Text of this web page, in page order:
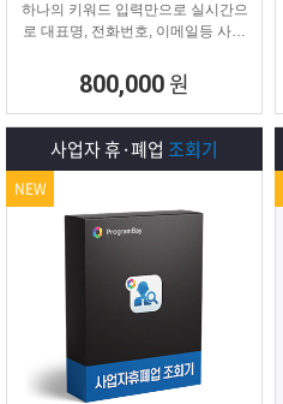
하나의 키워드 입력만으로 실시간으
로 대표명, 전화번호, 이메일등 사업
800,000 원
사업자 휴·폐업 조회기
NEW